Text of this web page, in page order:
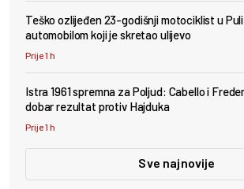
Teško ozlijeđen 23-godišnji motociklist u
automobilom koji je skretao ulijevo
Prije 1 h
Istra 1961 spremna za Poljud: Cabello i
dobar rezultat protiv Hajduka
Prije 1 h
Sve najnovije